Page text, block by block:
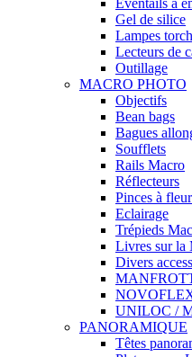
Eventails à
Gel de silice
Lampes
Lecteurs de
Outillage
MACRO PHOTO
Objectifs
Bean bags
Bagues
Soufflets
Rails Macro
Réflecteurs
Pinces à
Eclairage
Trépieds
Livres sur la
Divers
UNILOC /
PANORAMIQUE
Têtes